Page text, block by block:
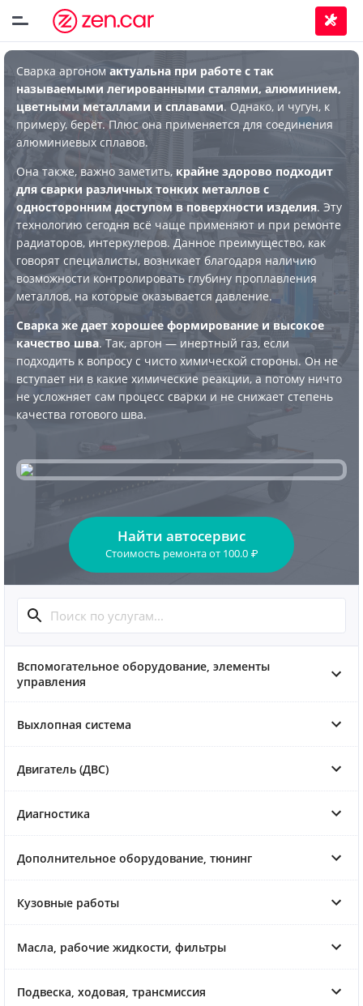
Сварка аргоном актуальна при работе с так
называемыми легированными сталями, алюминием,
цветными металлами и сплавами. Однако, и чугун, к
примеру, берёт. Плюс она применяется для соединения
алюминиевых сплавов.
Она также, важно заметить, крайне здорово подходит
для сварки различных тонких металлов с
односторонним доступом в поверхности изделия. Эту
технологию сегодня всё чаще применяют и при ремонте
радиаторов, интеркулеров. Данное преимущество, как
говорят специалисты, возникает благодаря наличию
возможности контролировать глубину проплавления
металлов, на которые оказывается давление.
Сварка же дает хорошее формирование и высокое
качество шва. Так, аргон — инертный газ, если
подходить к вопросу с чисто химической стороны. Он не
вступает ни в какие химические реакции, а потому ничто
не усложняет сам процесс сварки и не снижает степень
качества готового шва.
Найти автосервис
Стоимость ремонтаот 100.0 ₽
Вспомогательное оборудование, элементы
управления
Выхлопная система
Двигатель (ДВС)
Диагностика
Дополнительное оборудование, тюнинг
Кузовные работы
Масла, рабочие жидкости, фильтры
Подвеска, ходовая, трансмиссия